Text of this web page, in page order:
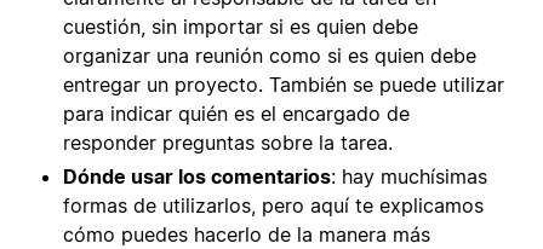
cuestión, sin importar si es quien debe
organizar una reunión como si es quien debe
entregar un proyecto. También se puede utilizar
para indicar quién es el encargado de
responder preguntas sobre la tarea.
Dónde usar los comentarios: hay muchísimas
formas de utilizarlos, pero aquí te explicamos
cómo puedes hacerlo de la manera más